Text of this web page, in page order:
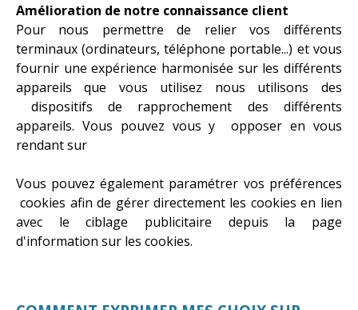
Amélioration de notre connaissance client
Pour nous permettre de relier vos différents
terminaux (ordinateurs, téléphone portable...) et vous
fournir une expérience harmonisée sur les différents
appareils que vous utilisez nous utilisons des
dispositifs de rapprochement des différents
appareils. Vous pouvez vous y opposer en vous
rendant sur
Vous pouvez également paramétrer vos préférences
cookies afin de gérer directement les cookies en lien
avec le ciblage publicitaire depuis la page
d'information sur les cookies.